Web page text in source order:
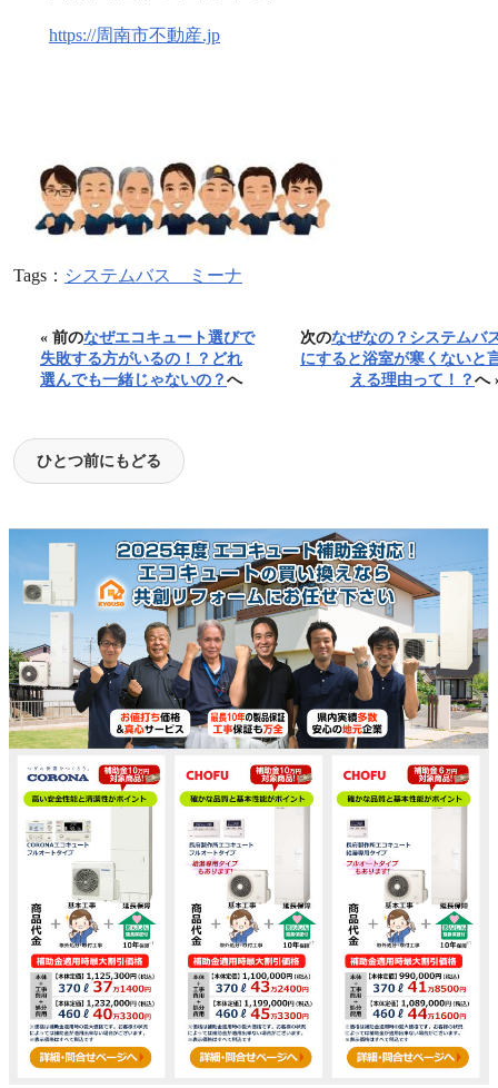
https://周南市不動産.jp
Tags： システムバス ミーナ
« 前のなぜエコキュート選びで
失敗する方がいるの！？どれ
選んでも一緒じゃないの？へ
次のなぜなの？システムバ
にすると浴室が寒くないと
える理由って！？へ